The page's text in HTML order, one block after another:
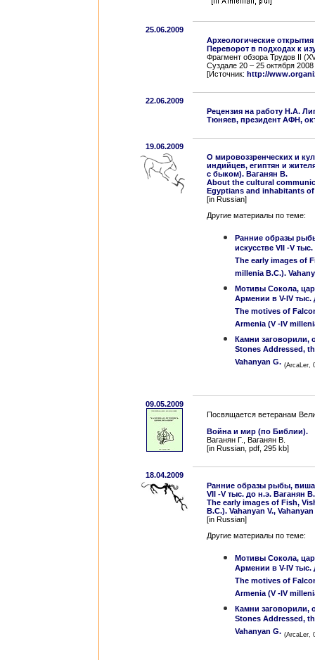
25.06.2009
Археологические
Переворот в подходах к
Фрагмент обзора Трудов II
Суздале 20 – 25 октября 2008
[Источник: http://
22.06.2009
Рецензия на работу Н.А.
Тюняев, президент АФН,
19.06.2009
О мировоззренческих и
индийцев, египтян и
с быком). Ваганян В.
About the cultural
Egyptians and inhabitants of
[in Russian]
Другие материалы по теме:
Ранние образы
искусстве VII -V
The early images of
millenia B.C.).
Мотивы Сокола,
Армении в V-IV тыс.
The motives of
Armenia (V -IV
Камни заговорили,
Stones Addressed,
Vahanyan G. (ArcaLer,
09.05.2009
Посвящается ветеранам
Война и мир (по Библии).
Ваганян Г., Ваганян В.
[in Russian, pdf, 295 kb]
18.04.2009
Ранние образы рыбы,
VII -V тыс. до н.э. Ваганян
The early images of Fish,
B.C.). Vahanyan V., Vahanyan
[in Russian]
Другие материалы по теме:
Мотивы Сокола,
Армении в V-IV тыс.
The motives of
Armenia (V -IV
Камни заговорили,
Stones Addressed,
Vahanyan G. (ArcaLer,